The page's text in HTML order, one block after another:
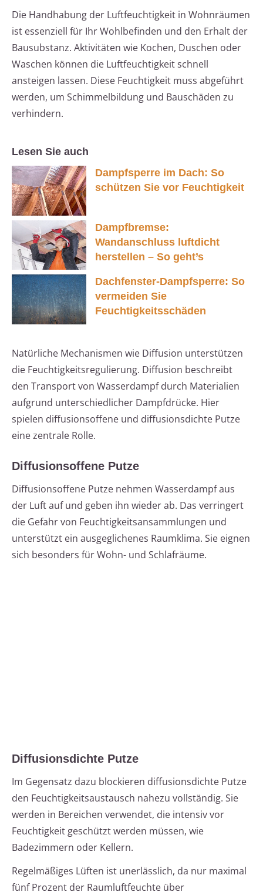
Die Handhabung der Luftfeuchtigkeit in Wohnräumen
ist essenziell für Ihr Wohlbefinden und den Erhalt der
Bausubstanz. Aktivitäten wie Kochen, Duschen oder
Waschen können die Luftfeuchtigkeit schnell
ansteigen lassen. Diese Feuchtigkeit muss abgeführt
werden, um Schimmelbildung und Bauschäden zu
verhindern.
Lesen Sie auch
Dampfsperre im Dach: So
schützen Sie vor Feuchtigkeit
Dampfbremse:
Wandanschluss luftdicht
herstellen – So geht’s
Dachfenster-Dampfsperre: So
vermeiden Sie
Feuchtigkeitsschäden
Natürliche Mechanismen wie Diffusion unterstützen
die Feuchtigkeitsregulierung. Diffusion beschreibt
den Transport von Wasserdampf durch Materialien
aufgrund unterschiedlicher Dampfdrücke. Hier
spielen diffusionsoffene und diffusionsdichte Putze
eine zentrale Rolle.
Diffusionsoffene Putze
Diffusionsoffene Putze nehmen Wasserdampf aus
der Luft auf und geben ihn wieder ab. Das verringert
die Gefahr von Feuchtigkeitsansammlungen und
unterstützt ein ausgeglichenes Raumklima. Sie eignen
sich besonders für Wohn- und Schlafräume.
Diffusionsdichte Putze
Im Gegensatz dazu blockieren diffusionsdichte Putze
den Feuchtigkeitsaustausch nahezu vollständig. Sie
werden in Bereichen verwendet, die intensiv vor
Feuchtigkeit geschützt werden müssen, wie
Badezimmern oder Kellern.
Regelmäßiges Lüften ist unerlässlich, da nur maximal
fünf Prozent der Raumluftfeuchte über